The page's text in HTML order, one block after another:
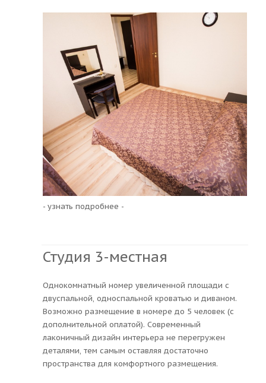
- узнать подробнее -
Студия 3-местная
Однокомнатный номер увеличенной площади с
двуспальной, односпальной кроватью и диваном.
Возможно размещение в номере до 5 человек (с
дополнительной оплатой). Современный
лаконичный дизайн интерьера не перегружен
деталями, тем самым оставляя достаточно
пространства для комфортного размещения.